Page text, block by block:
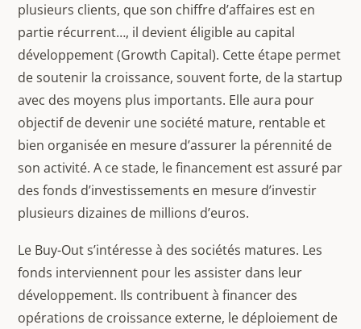
plusieurs clients, que son chiffre d’affaires est en
partie récurrent…, il devient éligible au capital
développement (Growth Capital). Cette étape permet
de soutenir la croissance, souvent forte, de la startup
avec des moyens plus importants. Elle aura pour
objectif de devenir une société mature, rentable et
bien organisée en mesure d’assurer la pérennité de
son activité. A ce stade, le financement est assuré par
des fonds d’investissements en mesure d’investir
plusieurs dizaines de millions d’euros.
Le Buy-Out s’intéresse à des sociétés matures. Les
fonds interviennent pour les assister dans leur
développement. Ils contribuent à financer des
opérations de croissance externe, le déploiement de